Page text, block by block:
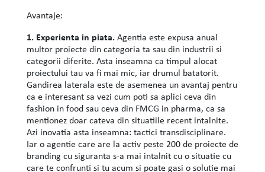
Avantaje:
1. Experienta in piata.Agentia este expusa anual
multor proiecte din categoria ta sau din industrii si
categorii diferite. Asta inseamna ca timpul alocat
proiectului tau va fi mai mic, iar drumul batatorit.
Gandirea laterala este de asemenea un avantaj pentru
ca e interesant sa vezi cum poti sa aplici ceva din
fashion in food sau ceva din FMCG in pharma, ca sa
mentionez doar cateva din situatiile recent intalnite.
Azi inovatia asta inseamna: tactici transdisciplinare.
Iar o agentie care are la activ peste 200 de proiecte de
branding cu siguranta s-a mai intalnit cu o situatie cu
care te confrunti si tu acum si poate gasi o solutie mai